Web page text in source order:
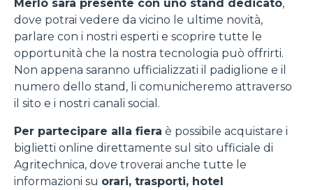
Merlo sarà presente con uno stand dedicato,
dove potrai vedere da vicino le ultime novità,
parlare con i nostri esperti e scoprire tutte le
opportunità che la nostra tecnologia può offrirti.
Non appena saranno ufficializzati il padiglione e il
numero dello stand, li comunicheremo attraverso
il sito e i nostri canali social.
Per partecipare alla fiera è possibile acquistare i
biglietti online direttamente sul sito ufficiale di
Agritechnica, dove troverai anche tutte le
informazioni su orari, trasporti, hotel